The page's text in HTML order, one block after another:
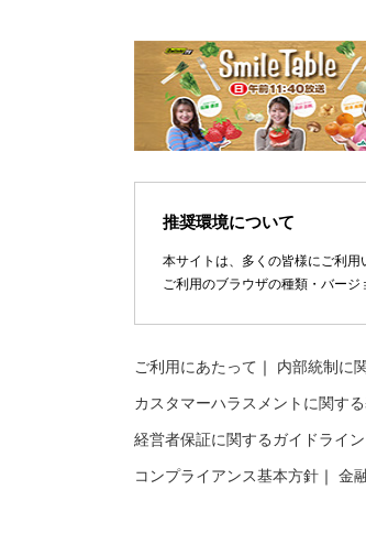
推奨環境について
本サイトは、多くの皆様にご利
ご利用のブラウザの種類・バー
ご利用にあたって 内部統制に
カスタマーハラスメントに関す
経営者保証に関するガイドライン
コンプライアンス基本方針 金